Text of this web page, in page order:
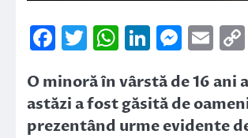
Facebook
Twitter
WhatsApp
LinkedIn
O minoră în vârstă de 16
astăzi a fost găsită de
prezentând urme evidente